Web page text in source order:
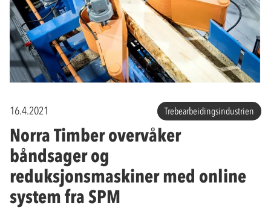
16.4.2021 Trebearbeidingsindustrien
Norra Timber overvåker
båndsager og
reduksjonsmaskiner med online
system fra SPM